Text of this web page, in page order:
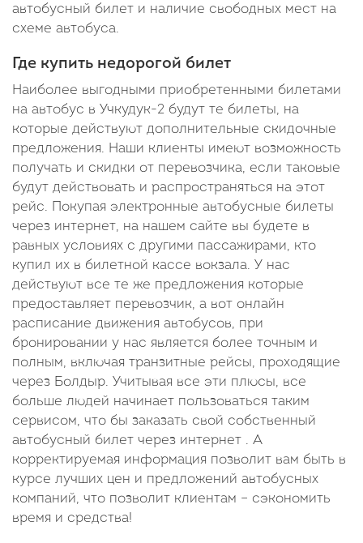
автобусный билет и наличие свободных мест на
схеме автобуса.
Где купить недорогой билет
Наиболее выгодными приобретенными билетами
на автобус в Учкудук-2 будут те билеты, на
которые действуют дополнительные скидочные
предложения. Наши клиенты имеют возможность
получать и скидки от перевозчика, если таковые
будут действовать и распространяться на этот
рейс. Покупая электронные автобусные билеты
через интернет, на нашем сайте вы будете в
равных условиях с другими пассажирами, кто
купил их в билетной кассе вокзала. У нас
действуют все те же предложения которые
предоставляет перевозчик, а вот онлайн
расписание движения автобусов, при
бронировании у нас является более точным и
полным, включая транзитные рейсы, проходящие
через Болдыр. Учитывая все эти плюсы, все
больше людей начинает пользоваться таким
сервисом, что бы заказать свой собственный
автобусный билет через интернет . А
корректируемая информация позволит вам быть в
курсе лучших цен и предложений автобусных
компаний, что позволит клиентам – сэкономить
время и средства!